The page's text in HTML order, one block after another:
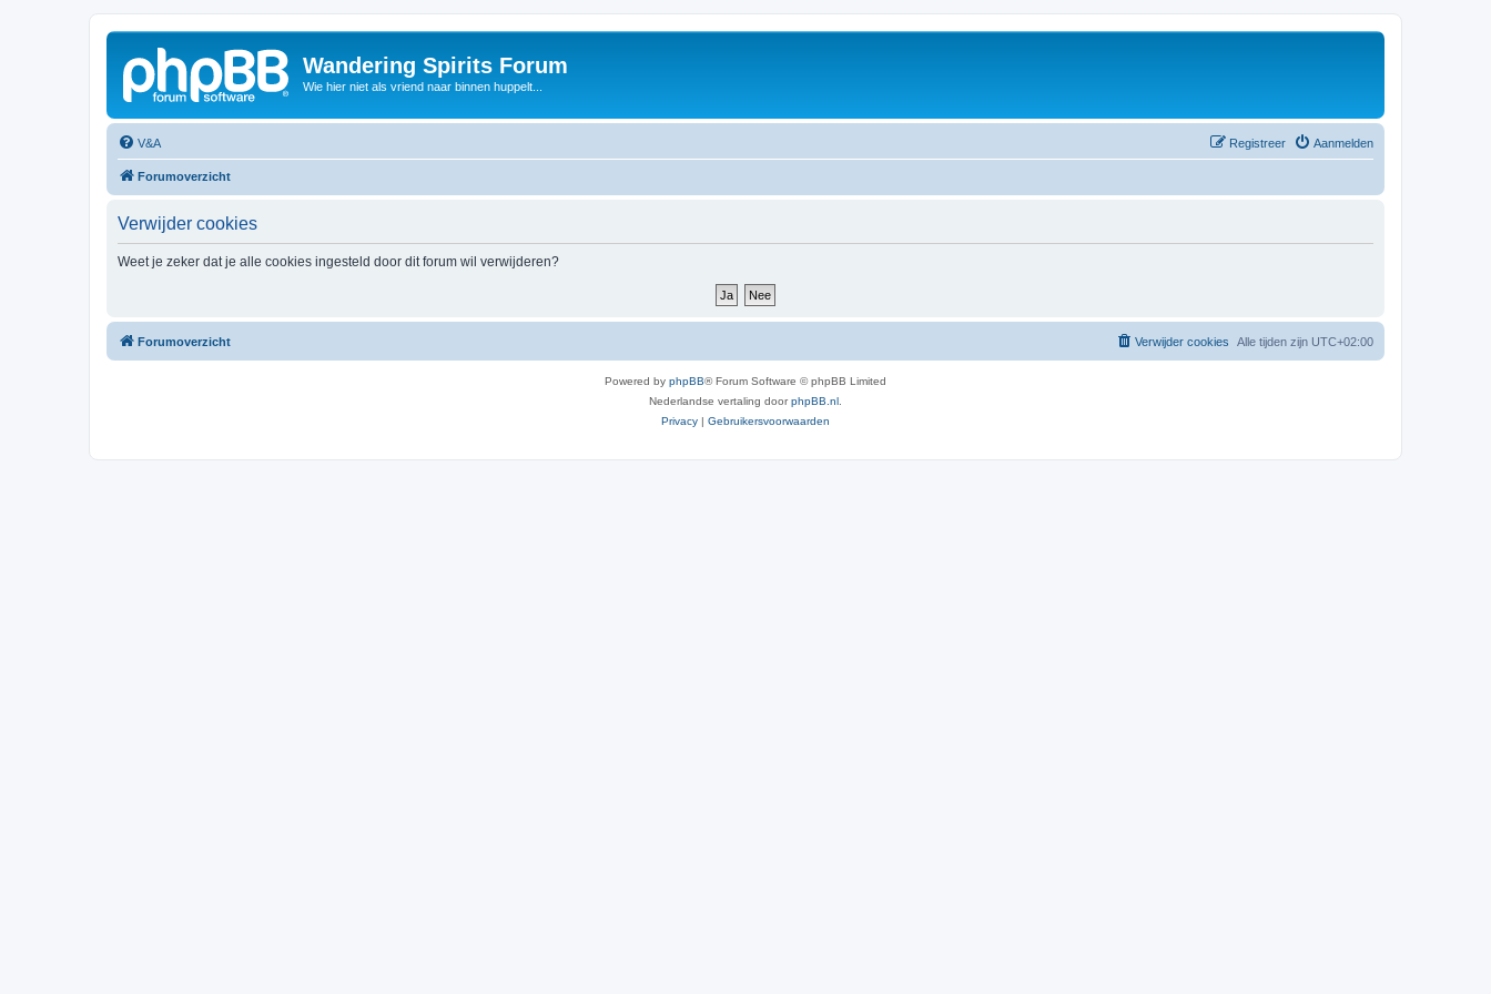
Wandering Spirits Forum
Wie hier niet als vriend naar binnen huppelt...
V&A Aanmelden
Registreer
Forumoverzicht
Verwijder cookies
Weet je zeker dat je alle cookies ingesteld door dit forum wil verwijderen?
Forumoverzicht Alle tijden zijn UTC+02:00
Verwijder cookies
Powered by phpBB® Forum Software © phpBB Limited
Nederlandse vertaling doorphpBB.nl
Privacy | Gebruikersvoorwaarden